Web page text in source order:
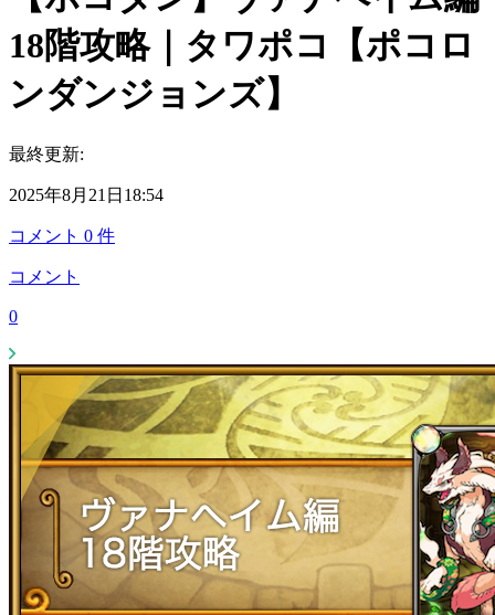
18階攻略｜タワポコ【ポコロ
ンダンジョンズ】
最終更新:
2025年8月21日18:54
コメント 0 件
コメント
0